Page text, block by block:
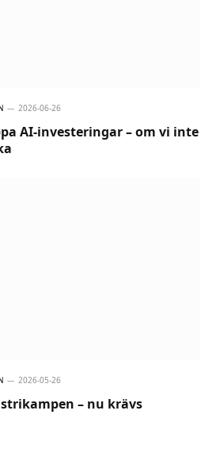
2026-06-26
AI-investeringar – om vi inte
2026-05-26
– nu krävs